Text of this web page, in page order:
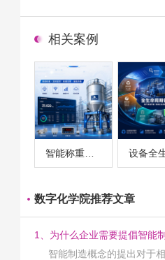
相关案例
智能称重系统案例
数字化学院推荐文章
1、为什么企业需要提倡智能
智能制造概念的提出对于